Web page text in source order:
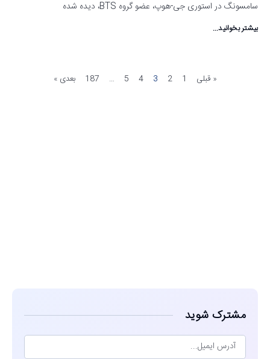
سامسونگ در استوری جی-هوپ، عضو گروه BTS، دیده شده
بیشتر بخوانید...
« قبلی 1
2
3
4
5
…
187 بعدی »
مشترک شوید